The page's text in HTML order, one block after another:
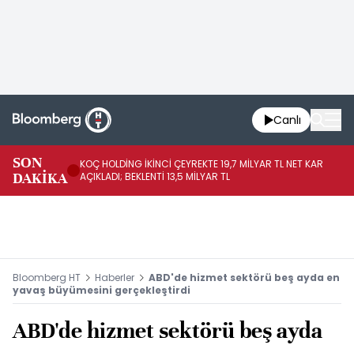
Canlı
SON
DAKİKA
KOÇ HOLDİNG İKİNCİ ÇEYREKTE 19,7 MİLYAR TL NET KAR
AÇIKLADI; BEKLENTİ 13,5 MİLYAR TL
Bloomberg HT Haberler
ABD'de hizmet sektörü beş ayda en
yavaş büyümesini gerçekleştirdi
ABD'de hizmet sektörü beş ayda